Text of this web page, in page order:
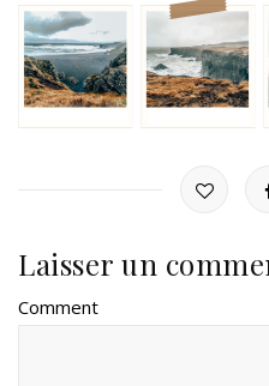
Laisser un
Comment